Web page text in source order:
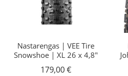
Nastarengas | VEE Tire
Snowshoe | XL 26 x 4,8″
179,00€